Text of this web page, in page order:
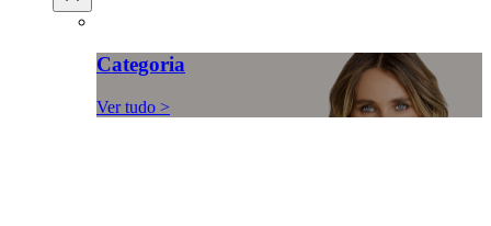
Categoria
Ver tudo >